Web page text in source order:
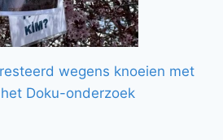
wegens knoeien met
Doku-onderzoek